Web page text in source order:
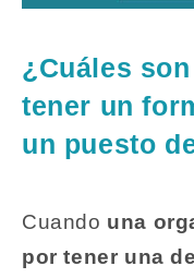
¿Cuáles
tener un
un puesto
Cuando una
por tener una